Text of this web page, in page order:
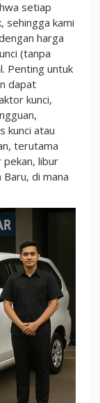
setiap
sehingga kami
harga
(tanpa
Penting untuk
dapat
kunci,
kunci atau
terutama
libur
di mana